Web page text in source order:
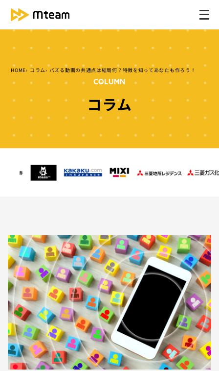
メ
HOME コラム バズる動画の共通点は結局何？特徴を知ってあなたも作ろう！
COLUMN
コラム